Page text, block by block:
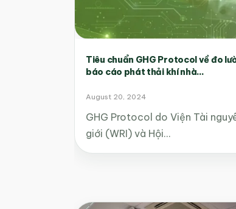
Tiêu chuẩn GHG Protocol về đo
báo cáo phát thải khí nhà...
August 20, 2024
GHG Protocol do Viện Tài
giới (WRI) và Hội…